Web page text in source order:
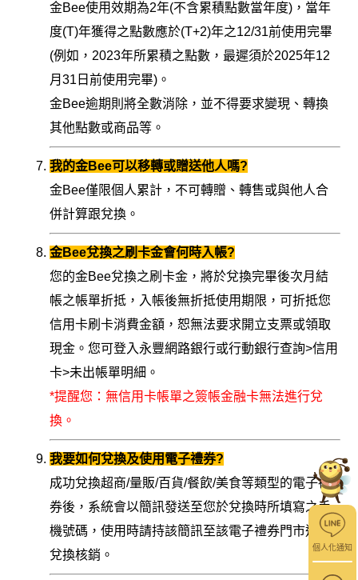
個人化通知
金Bee使用效期為2年(不含累積點數當年度)，當年
度(T)年獲得之點數應於(T+2)年之12/31前使用完畢
(例如，2023年所累積之點數，最遲須於2025年12
月31日前使用完畢)。
金Bee逾期則將全數消除，並不得要求變現、轉換
其他點數或商品等。
我的金Bee可以移轉或贈送他人嗎?
金Bee僅限個人累計，不可轉贈、轉售或與他人合
併計算跟兌換。
金Bee兌換之刷卡金會何時入帳?
您的金Bee兌換之刷卡金，將於兌換完畢後次月結
帳之帳單折抵，入帳後無折抵使用期限，可折抵您
信用卡刷卡消費金額，恕無法要求開立支票或領取
現金。您可登入永豐網路銀行或行動銀行查詢>信用
卡>未出帳單明細。
*提醒您：無信用卡帳單之簽帳金融卡無法進行兌
換。
我要如何兌換及使用電子禮券?
成功兌換超商/量販/百貨/餐飲/美食等類型的電子禮
券後，系統會以簡訊發送至您於兌換時所填寫之手
機號碼，使用時請持該簡訊至該電子禮券門市進行
兌換核銷。